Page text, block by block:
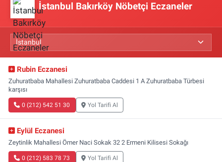
İstanbul Bakırköy Nöbetçi Eczaneler
Rubin Eczanesi
Zuhuratbaba Mahallesi Zuhuratbaba Caddesi 1 A Zuhuratbaba Türbesi
karşısı
0 (212) 542 51 30 Yol Tarifi Al
Eylül Eczanesi
Zeytinlik Mahallesi Ömer Naci Sokak 32 2 Ermeni Kilisesi Sokağı
0 (212) 583 78 73 Yol Tarifi Al